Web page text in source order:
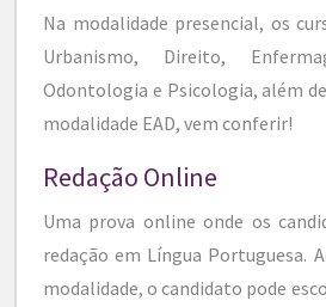
Na modalidade presencial, os
Urbanismo, Direito,
Odontologia e Psicologia, além
modalidade EAD, vem conferir!
Redação Online
Uma prova online onde os
redação em Língua Portuguesa.
modalidade, o candidato pode